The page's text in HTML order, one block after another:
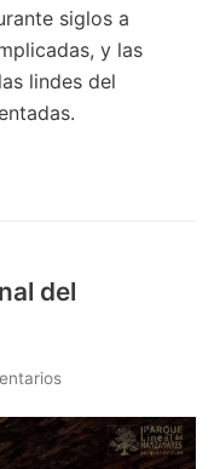
siglos a
y las
lindes del
del